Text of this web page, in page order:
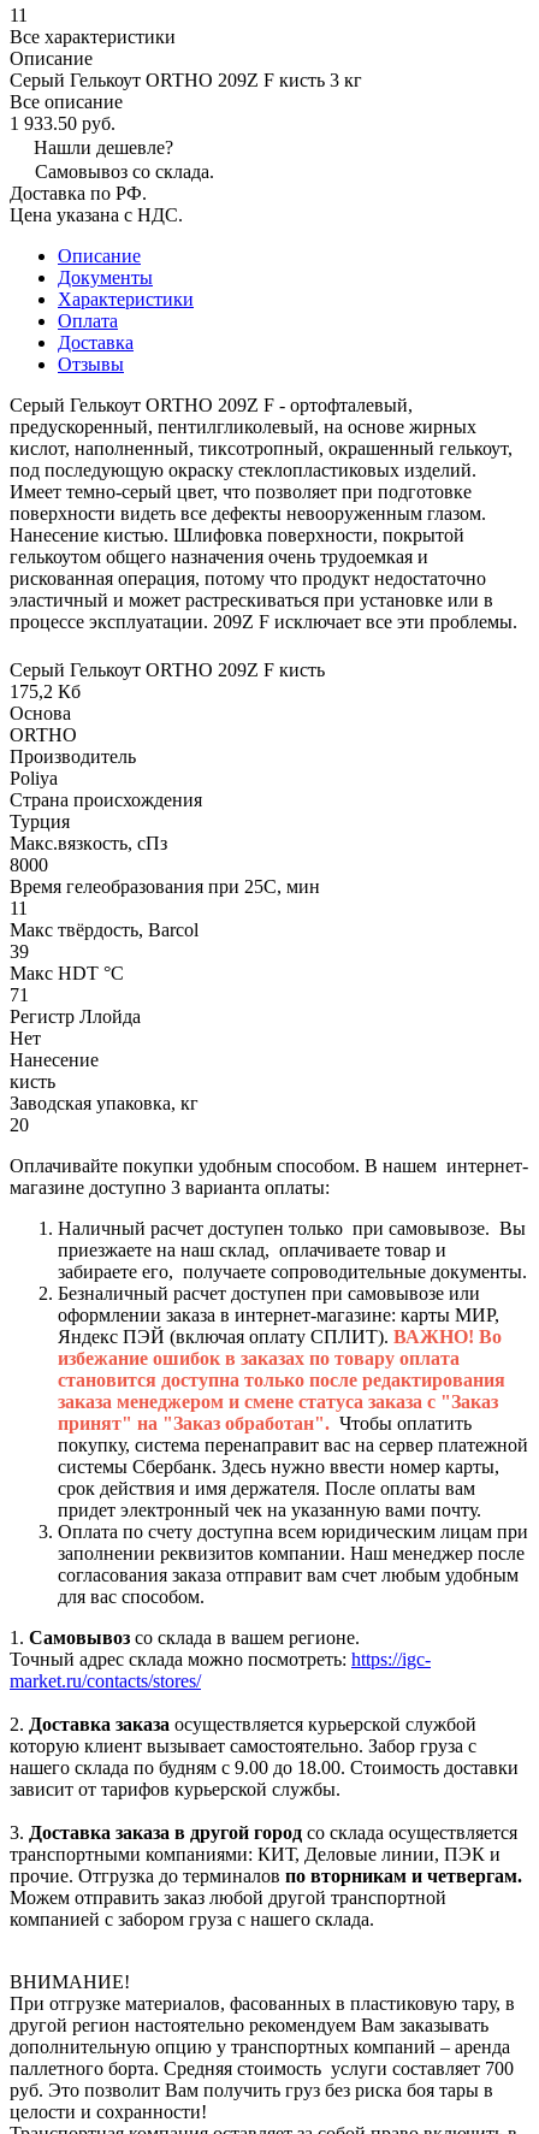
11
Все характеристики
Описание
Серый Гелькоут ORTHO 209Z F кисть 3 кг
Все описание
1 933.50 руб.
Нашли дешевле?
Самовывоз со склада.
Доставка по РФ.
Цена указана с НДС.
Описание
Документы
Характеристики
Оплата
Доставка
Отзывы
Серый Гелькоут ORTHO 209Z F - ортофталевый,
предускоренный, пентилгликолевый, на основе жирных
кислот, наполненный, тиксотропный, окрашенный гелькоут,
под последующую окраску стеклопластиковых изделий.
Имеет темно-серый цвет, что позволяет при подготовке
поверхности видеть все дефекты невооруженным глазом.
Нанесение кистью. Шлифовка поверхности, покрытой
гелькоутом общего назначения очень трудоемкая и
рискованная операция, потому что продукт недостаточно
эластичный и может растрескиваться при установке или в
процессе эксплуатации. 209Z F исключает все эти проблемы.
Серый Гелькоут ORTHO 209Z F кисть
175,2 Кб
Основа
ORTHO
Производитель
Poliya
Страна происхождения
Турция
Макс.вязкoсть, сПз
8000
Время гелеобразования при 25С, мин
11
Макс твёрдость, Barcol
39
Макс HDT °С
71
Регистр Ллойда
Нет
Нанесение
кисть
Заводская упаковка, кг
20
Оплачивайте покупки удобным способом. В нашем интернет-
магазине доступно 3 варианта оплаты:
Наличный расчет доступен только при самовывозе. Вы
приезжаете на наш склад, оплачиваете товар и
забираете его, получаете сопроводительные документы.
Безналичный расчет доступен при самовывозе или
оформлении заказа в интернет-магазине: карты МИР,
Яндекс ПЭЙ (включая оплату СПЛИТ). ВАЖНО! Во
избежание ошибок в заказах по товару оплата
становится доступна только после редактирования
заказа менеджером и смене статуса заказа с "Заказ
принят" на "Заказ обработан". Чтобы оплатить
покупку, система перенаправит вас на сервер платежной
системы Сбербанк. Здесь нужно ввести номер карты,
срок действия и имя держателя. После оплаты вам
придет электронный чек на указанную вами почту.
Оплата по счету доступна всем юридическим лицам при
заполнении реквизитов компании. Наш менеджер после
согласования заказа отправит вам счет любым удобным
для вас способом.
1. Самовывоз со склада в вашем регионе.
Точный адрес склада можно посмотреть: https://igc-
market.ru/contacts/stores/
2. Доставка заказа осуществляется курьерской службой
которую клиент вызывает самостоятельно. Забор груза с
нашего склада по будням с 9.00 до 18.00. Стоимость доставки
зависит от тарифов курьерской службы.
3. Доставка заказа в другой город со склада осуществляется
транспортными компаниями: КИТ, Деловые линии, ПЭК и
прочие. Отгрузка до терминалов по вторникам и четвергам.
Можем отправить заказ любой другой транспортной
компанией с забором груза с нашего склада.
ВНИМАНИЕ!
При отгрузке материалов, фасованных в пластиковую тару, в
другой регион настоятельно рекомендуем Вам заказывать
дополнительную опцию у транспортных компаний – аренда
паллетного борта. Средняя стоимость услуги составляет 700
руб. Это позволит Вам получить груз без риска боя тары в
целости и сохранности!